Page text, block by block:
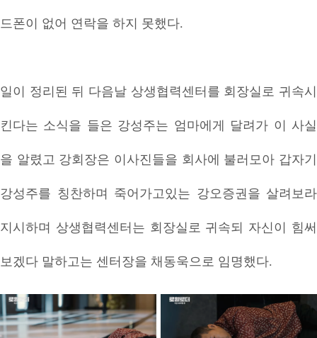
드폰이 없어 연락을 하지 못했다.
일이 정리된 뒤 다음날 상생협력센터를 회장실로 귀속시
킨다는 소식을 들은 강성주는 엄마에게 달려가 이 사실
을 알렸고 강회장은 이사진들을 회사에 불러모아 갑자기
강성주를 칭찬하며 죽어가고있는 강오증권을 살려보라
지시하며 상생협력센터는 회장실로 귀속되 자신이 힘써
보겠다 말하고는 센터장을 채동욱으로 임명했다.